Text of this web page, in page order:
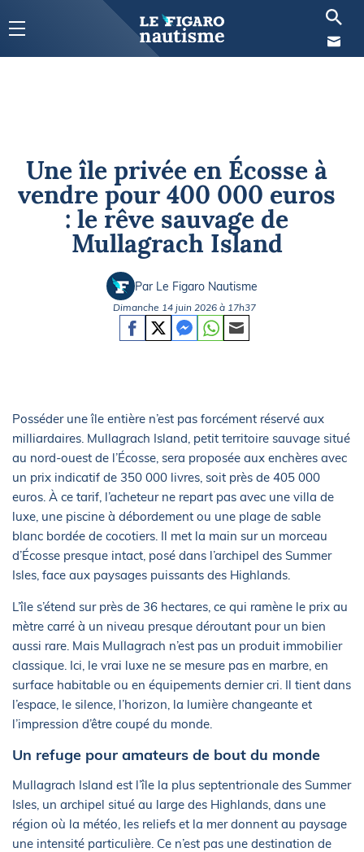
Une île privée en Écosse à
vendre pour 400 000 euros
: le rêve sauvage de
Mullagrach Island
Par Le Figaro Nautisme
Dimanche 14 juin 2026 à 17h37
Posséder une île entière n’est pas forcément réservé aux
milliardaires. Mullagrach Island, petit territoire sauvage situé
au nord-ouest de l’Écosse, sera proposée aux enchères avec
un prix indicatif de 350 000 livres, soit près de 405 000
euros. À ce tarif, l’acheteur ne repart pas avec une villa de
luxe, une piscine à débordement ou une plage de sable
blanc bordée de cocotiers. Il met la main sur un morceau
d’Écosse presque intact, posé dans l’archipel des Summer
Isles, face aux paysages puissants des Highlands.
L’île s’étend sur près de 36 hectares, ce qui ramène le prix au
mètre carré à un niveau presque déroutant pour un bien
aussi rare. Mais Mullagrach n’est pas un produit immobilier
classique. Ici, le vrai luxe ne se mesure pas en marbre, en
surface habitable ou en équipements dernier cri. Il tient dans
l’espace, le silence, l’horizon, la lumière changeante et
l’impression d’être coupé du monde.
Un refuge pour amateurs de bout du monde
Mullagrach Island est l’île la plus septentrionale des Summer
Isles, un archipel situé au large des Highlands, dans une
région où la météo, les reliefs et la mer donnent au paysage
une intensité particulière. Ce n’est pas une destination de